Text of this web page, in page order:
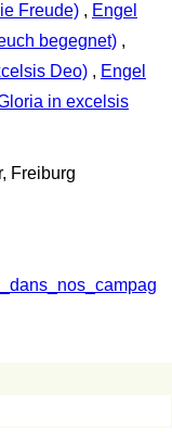
Freude), Engel
begegnet),
Deo), Engel
in excelsis
Freiburg